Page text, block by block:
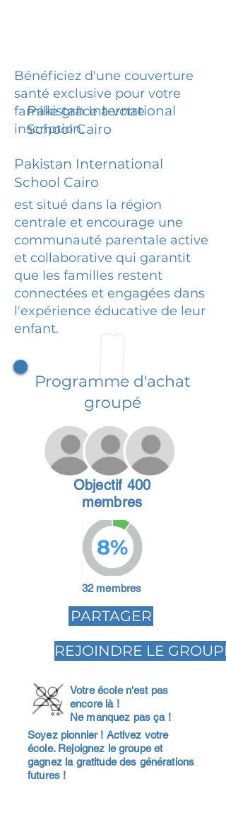
Bénéficiez d'une couverture
santé exclusive pour votre
famille grâce à votre
inscription.
Pakistan International
School Cairo
Pakistan International
School Cairo
est situé dans la région
centrale et encourage une
communauté parentale active
et collaborative qui garantit
que les familles restent
connectées et engagées dans
l'expérience éducative de leur
enfant.
Programme d'achat
groupé
Objectif 400
membres
8%
32 membres
PARTAGER
REJOINDRE LE GROUPE
Votre école n'est pas
encore là !
Ne manquez pas ça !
Soyez pionnier ! Activez votre
école. Rejoignez le groupe et
gagnez la gratitude des générations
futures !